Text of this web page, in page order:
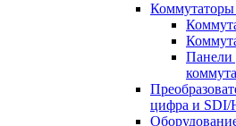
Коммутаторы
Панели
цифра и SDI/